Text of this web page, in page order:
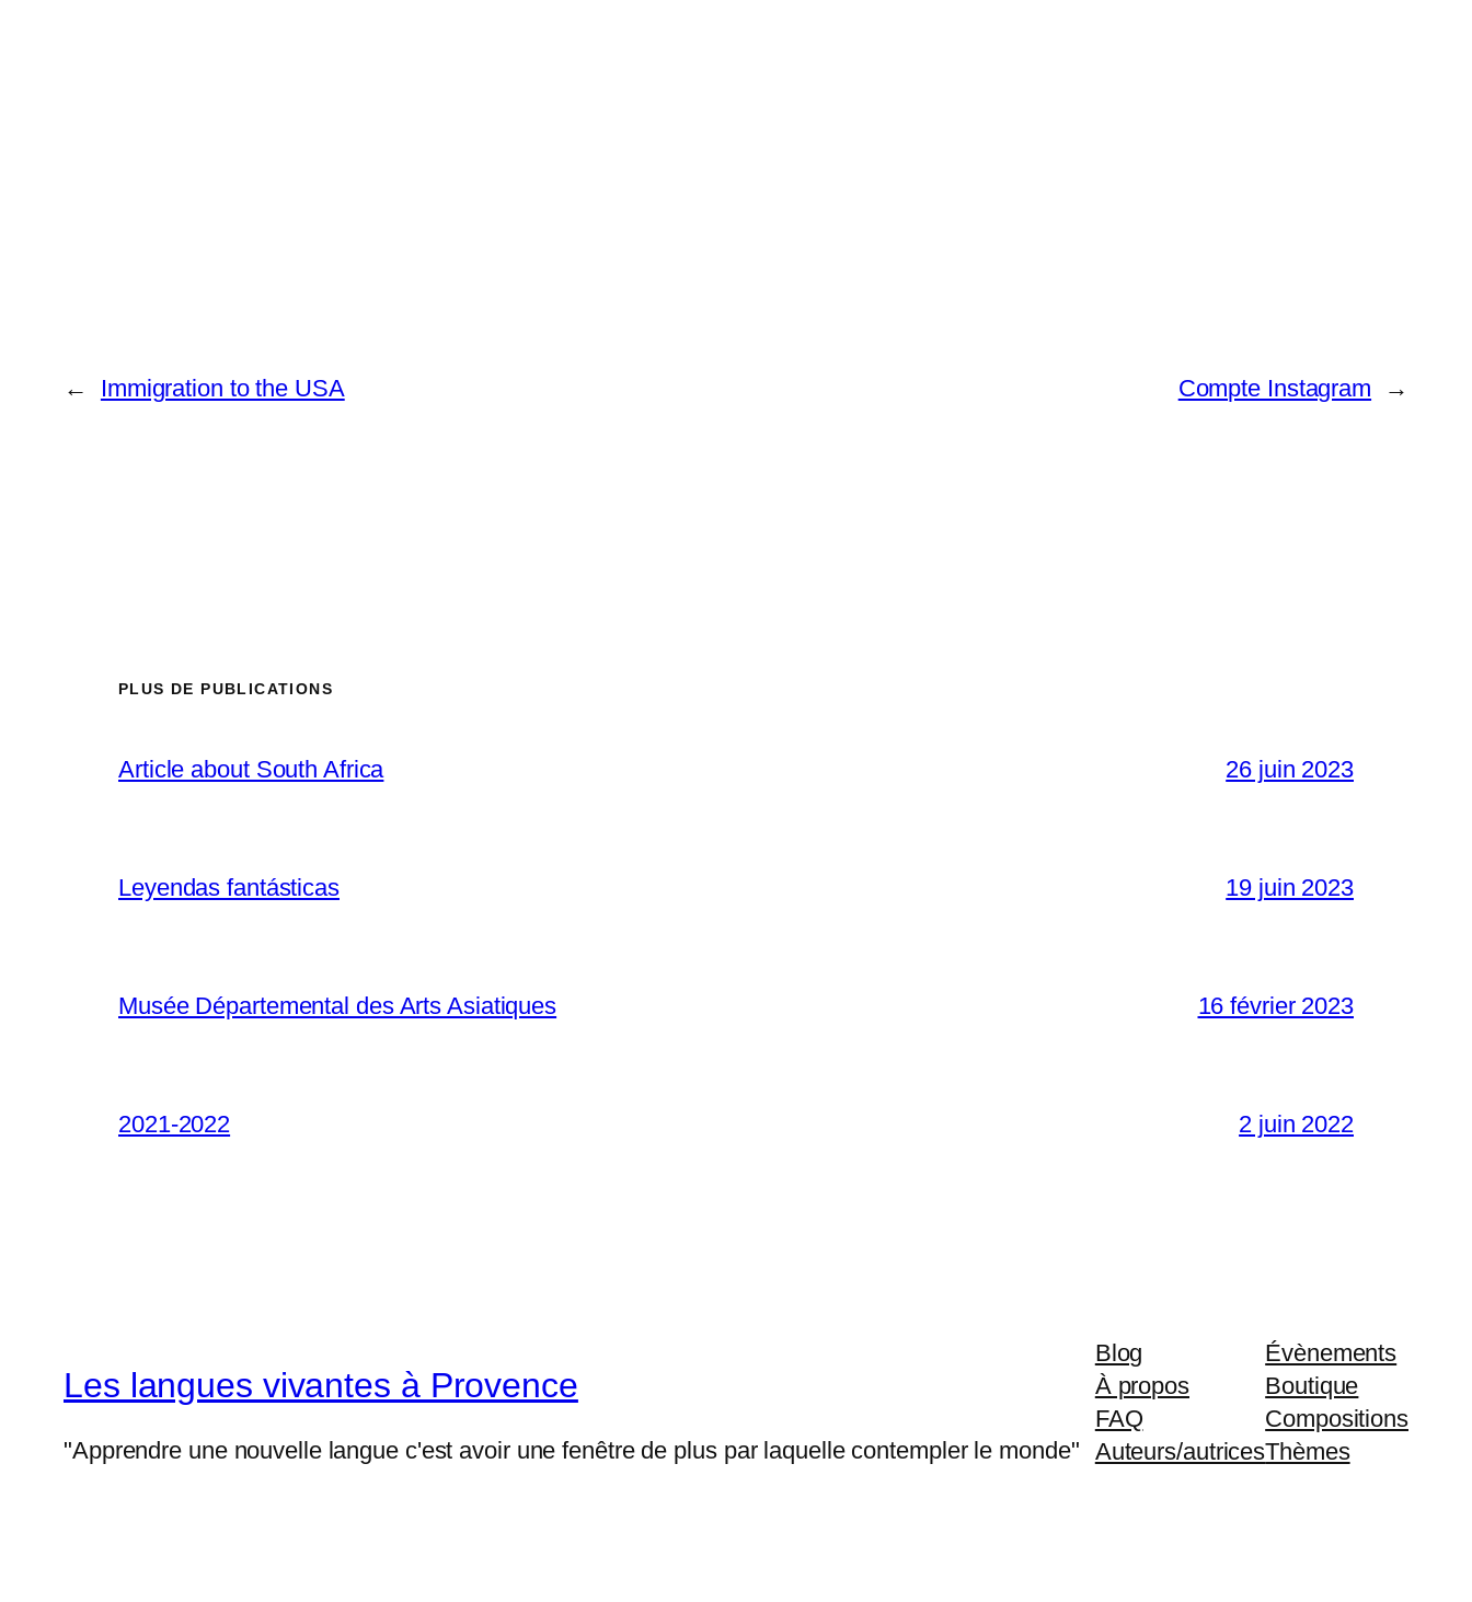
← Immigration to the USA Compte Instagram →
PLUS DE PUBLICATIONS
Article about South Africa 26 juin 2023
Leyendas fantásticas 19 juin 2023
Musée Départemental des Arts Asiatiques 16 février 2023
2021-2022 2 juin 2022
Les langues vivantes à Provence
"Apprendre une nouvelle langue c'est avoir une fenêtre de plus par laquelle contempler le monde"
Blog
À propos
FAQ
Auteurs/autrices
Évènements
Boutique
Compositions
Thèmes